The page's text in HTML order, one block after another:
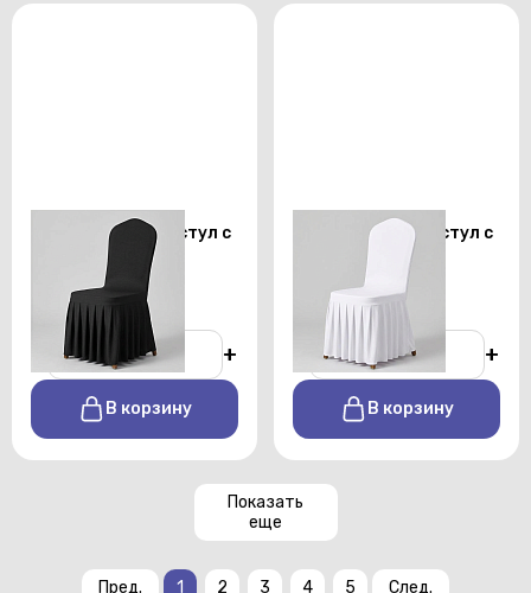
Стрейч чехол на стул с
юбкой черный
От 150 р./сутки
+
В корзину
Стрейч чехол на стул с
юбкой белый
От 150 р./сутки
+
В корзину
Показать
еще
Пред. 1 2 3 4 5 След.